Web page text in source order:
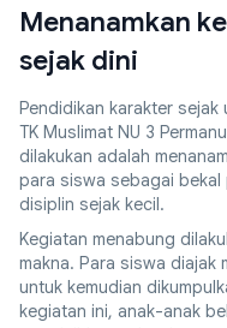
Menanamkan
sejak dini
Pendidikan karakter
TK Muslimat NU 3
dilakukan adalah
para siswa sebagai bekal
disiplin sejak kecil.
Kegiatan menabung
makna. Para siswa diajak
untuk kemudian
kegiatan ini, anak-anak